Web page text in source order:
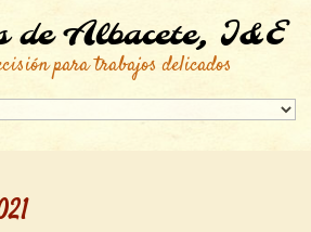
de Albacete, I&E
para trabajos delicados